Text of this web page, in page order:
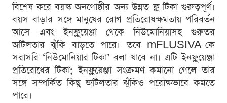
বিশেষ করে বয়স্ক জনগোষ্ঠীর জন্য উন্নত ফ্লু টিকা গুরুত্বপূর্ণ।
বয়স বাড়ার সঙ্গে মানুষের রোগ প্রতিরোধক্ষমতায় পরিবর্তন
আসে এবং ইনফ্লুয়েঞ্জা থেকে নিউমোনিয়াসহ গুরুতর
জটিলতার ঝুঁকি বাড়তে পারে। তবে mFLUSIVA-কে
সরাসরি ‘নিউমোনিয়ার টিকা’ বলা যাবে না। এটি ইনফ্লুয়েঞ্জা
প্রতিরোধের টিকা; ইনফ্লুয়েঞ্জা সংক্রমণ কমানো গেলে তার
সঙ্গে সম্পর্কিত কিছু জটিলতার ঝুঁকিও পরোক্ষভাবে কমতে
পারে।